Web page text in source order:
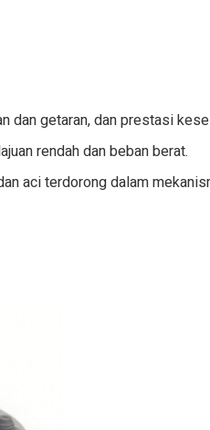
dan getaran, dan prestasi
rendah dan beban berat.
aci terdorong dalam